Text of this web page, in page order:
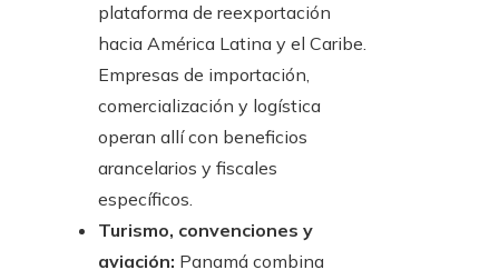
plataforma de reexportación
hacia América Latina y el Caribe.
Empresas de importación,
comercialización y logística
operan allí con beneficios
arancelarios y fiscales
específicos.
Turismo, convenciones y
aviación: Panamá combina